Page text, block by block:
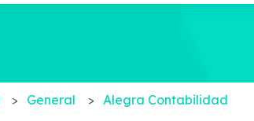
General Alegra Contabilidad